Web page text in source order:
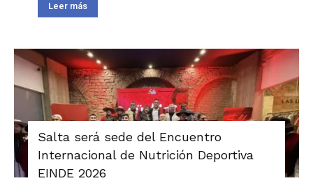
Leer más
Salta será sede del Encuentro
Internacional de Nutrición Deportiva
EINDE 2026